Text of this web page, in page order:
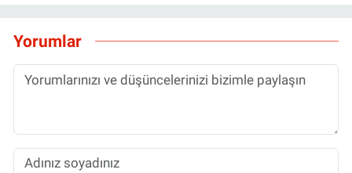
Yorumlar